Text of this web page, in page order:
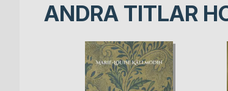
ANDRA TITLAR